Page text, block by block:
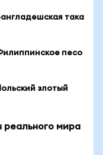
така
песо
злотый
реального мира